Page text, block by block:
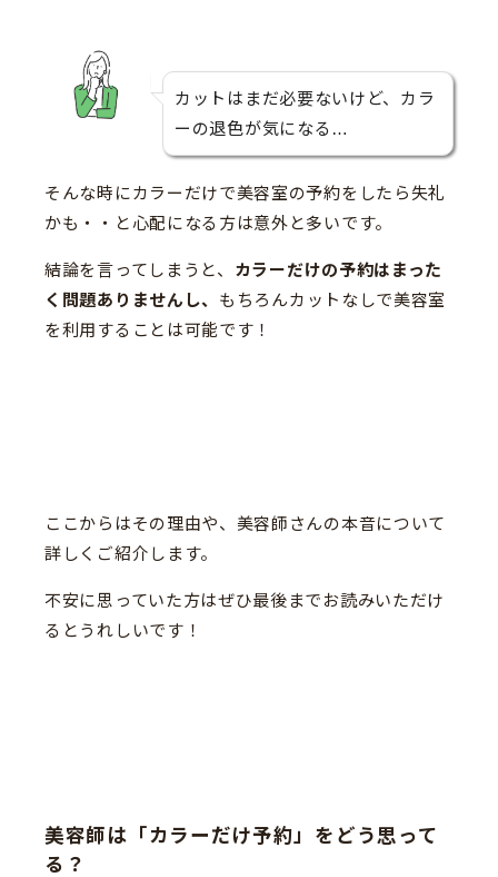
カットはまだ必要ないけど、カラ
ーの退色が気になる…
そんな時にカラーだけで美容室の予約をしたら失礼
かも・・と心配になる方は意外と多いです。
結論を言ってしまうと、 カラーだけの予約はまった
く問題ありませんし、 もちろんカットなしで美容室
を利用することは可能です！
ここからはその理由や、美容師さんの本音について
詳しくご紹介します。
不安に思っていた方はぜひ最後までお読みいただけ
るとうれしいです！
美容師は「カラーだけ予約」をどう思って
る？